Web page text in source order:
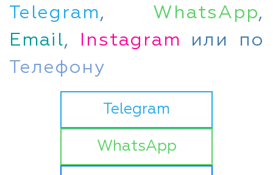
Telegram, WhatsApp,
Email, Instagram или по
Телефону
Telegram
WhatsApp